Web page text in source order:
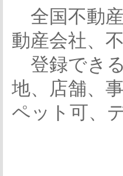
全国不動
動産会社、
登録でき
地、店舗、
ペット可、